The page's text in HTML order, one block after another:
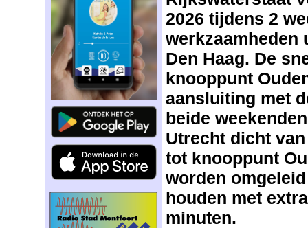
2026 tijdens 2
werkzaamheden
Den Haag. De
knooppunt
aansluiting met
beide
Utrecht dicht
tot knooppunt
worden
houden met
minuten.